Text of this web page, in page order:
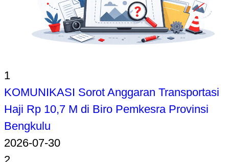
1
KOMUNIKASI Sorot Anggaran Transportasi
Haji Rp 10,7 M di Biro Pemkesra Provinsi
Bengkulu
2026-07-30